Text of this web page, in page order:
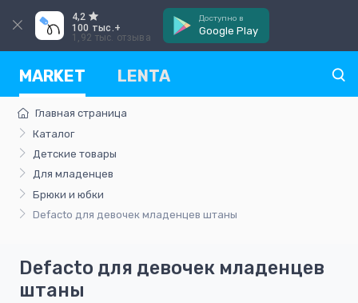
4,2
100 тыс.+
1,92 тыс. отзыва
Доступно в
Google Play
MARKET LENTA
Главная страница
Каталог
Детские товары
Для младенцев
Брюки и юбки
Defacto для девочек младенцев штаны
Defacto для девочек младенцев
штаны